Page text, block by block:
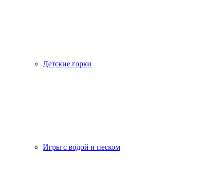
Детские горки
Игры с водой и песком